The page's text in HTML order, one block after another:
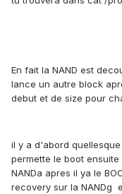
En fait la NAND est
lance un autre block
debut et de size pour
il y a d'abord quellesque
permette le boot
NANDa apres il ya le
recovery sur la NANDg